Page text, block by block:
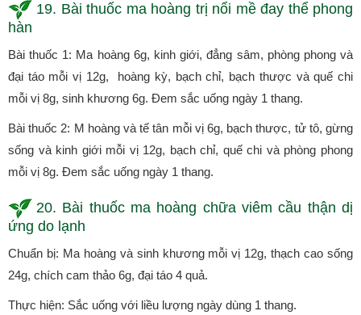
19. Bài thuốc ma hoàng trị nổi mề đay thể phong
hàn
Bài thuốc 1: Ma hoàng 6g, kinh giới, đẳng sâm, phòng phong và
đại táo mỗi vị 12g, hoàng kỳ, bạch chỉ, bạch thược và quế chi
mỗi vị 8g, sinh khương 6g. Đem sắc uống ngày 1 thang.
Bài thuốc 2: M hoàng và tế tân mỗi vị 6g, bạch thược, tử tô, gừng
sống và kinh giới mỗi vị 12g, bạch chỉ, quế chi và phòng phong
mỗi vị 8g. Đem sắc uống ngày 1 thang.
20. Bài thuốc ma hoàng chữa viêm cầu thận dị
ứng do lạnh
Chuẩn bị: Ma hoàng và sinh khương mỗi vị 12g, thạch cao sống
24g, chích cam thảo 6g, đại táo 4 quả.
Thực hiện: Sắc uống với liều lượng ngày dùng 1 thang.